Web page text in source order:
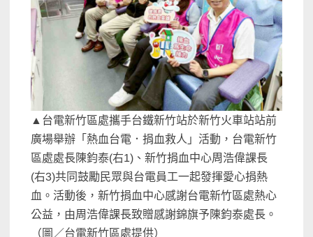
▲台電新竹區處攜手台鐵新竹站於新竹火車站站前
廣場舉辦「熱血台電．捐血救人」活動，台電新竹
區處處長陳鈞泰(右1)、新竹捐血中心周浩偉課長
(右3)共同鼓勵民眾與台電員工一起發揮愛心捐熱
血。活動後，新竹捐血中心感謝台電新竹區處熱心
公益，由周浩偉課長致贈感謝錦旗予陳鈞泰處長。
（圖／台電新竹區處提供）